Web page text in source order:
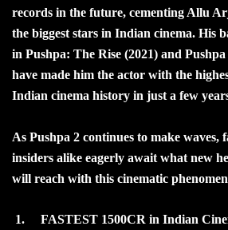
records in the future, cementing Allu
the biggest stars in Indian cinema. His
in Pushpa: The Rise (2021) and
have made him the actor with the
Indian cinema history in just a few
As Pushpa 2 continues to make waves,
insiders alike eagerly await what new
will reach with this cinematic
1. FASTEST 1500CR in Indian